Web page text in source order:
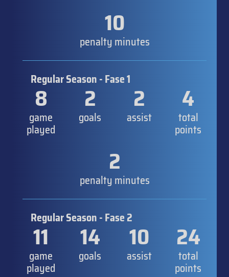
10
penalty minutes
Regular Season - Fase 1
8
game
played
2
goals
2
assist
4
total
points
2
penalty minutes
Regular Season - Fase 2
11
game
played
14
goals
10
assist
24
total
points